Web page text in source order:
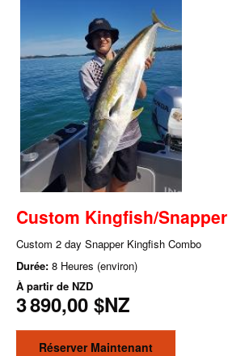
Custom Kingfish/Snapper
Custom 2 day Snapper Kingfish Combo
Durée: 8 Heures (environ)
À partir de NZD
3 890,00 $NZ
Réserver Maintenant